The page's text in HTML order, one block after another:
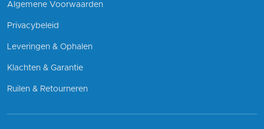
Algemene Voorwaarden
Privacybeleid
Leveringen & Ophalen
Klachten & Garantie
Ruilen & Retourneren